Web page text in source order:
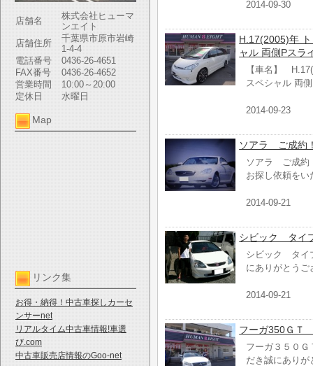
店舗名
株式会社ヒューマ
ンエイト
店舗住所
千葉県市原市岩崎
1-4-4
電話番号
0436-26-4651
FAX番号
0436-26-4652
営業時間
10:00～20:00
定休日
水曜日
Map
リンク集
お得・納得！中古車探しカーセ
ンサーnet
リアルタイム中古車情報!車選
び.com
中古車販売店情報のGoo-net
2014-09-30
H.17(2005)年
ャル 両側Pスラ
【車名】
スペシャル 両
2014-09-23
ソアラ ご成約
ソアラ ご成約
お探し依頼を
2014-09-21
シビック タイ
シビック タイ
にありがとう
2014-09-21
フーガ350ＧＴ
フーガ３５０
だき誠にあり